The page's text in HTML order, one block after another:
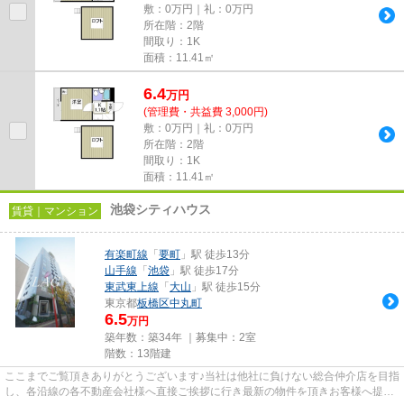
敷：0万円｜礼：0万円
所在階：2階
間取り：1K
面積：11.41㎡
6.4万円
(管理費・共益費 3,000円)
敷：0万円｜礼：0万円
所在階：2階
間取り：1K
面積：11.41㎡
賃貸｜マンション 池袋シティハウス
有楽町線 「 要町 」駅 徒歩13分
山手線 「 池袋 」駅 徒歩17分
東武東上線 「 大山 」駅 徒歩15分
東京都板橋区中丸町
6.5万円
築年数：築34年 ｜募集中： 2室
階数：13階建
ここまでご覧頂きありがとうございます♪当社は他社に負けない総合仲介店を目指
し、各沿線の各不動産会社様へ直接ご挨拶に行き最新の物件を頂きお客様へ提供